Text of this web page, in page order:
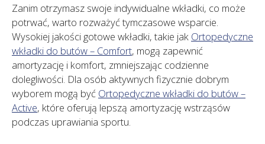
Zanim otrzymasz swoje indywidualne wkładki, co może
potrwać, warto rozważyć tymczasowe wsparcie.
Wysokiej jakości gotowe wkładki, takie jak Ortopedyczne
wkładki do butów – Comfort, mogą zapewnić
amortyzację i komfort, zmniejszając codzienne
dolegliwości. Dla osób aktywnych fizycznie dobrym
wyborem mogą być Ortopedyczne wkładki do butów –
Active, które oferują lepszą amortyzację wstrząsów
podczas uprawiania sportu.